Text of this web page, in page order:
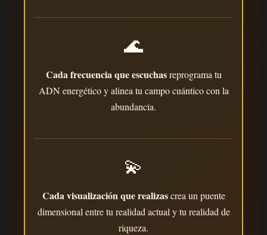
🌊
Cada frecuencia que escuchasreprograma tu
ADN energético y alinea tu campo cuántico con la
abundancia.
💫
Cada visualización que realizascrea un puente
dimensional entre tu realidad actual y tu realidad de
riqueza.